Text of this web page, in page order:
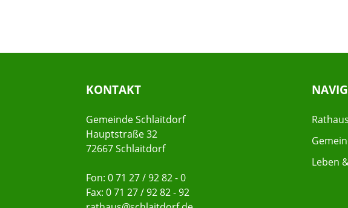
KONTAKT
Gemeinde Schlaitdorf
Hauptstraße 32
72667 Schlaitdorf
Fon: 0 71 27 / 92 82 - 0
Fax: 0 71 27 / 92 82 - 92
Leben